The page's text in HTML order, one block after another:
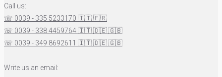
Call us:
☏ 0039 - 335 5233170 🇮🇹🇫🇷
☏ 0039 - 338 4459764🇮🇹🇩🇪🇬🇧
☏ 0039 - 349 8692611 🇮🇹🇩🇪🇬🇧
Write us an email: